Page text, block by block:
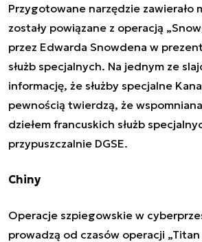
Przygotowane narzędzie zawierało
zostały powiązane z operacją
przez Edwarda Snowdena w
służb specjalnych. Na jednym ze
informację, że służby specjalne
pewnością twierdzą, że
dziełem francuskich służb
przypuszczalnie DGSE.
Chiny
Operacje szpiegowskie w
prowadzą od czasów operacji „Titan